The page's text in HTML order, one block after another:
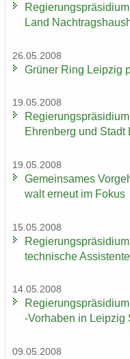
Land
26.05.2008
Grü­ner Ring Leip­zig
19.05.2008
Ehrenberg und
19.05.2008
Ge­mein­sa­mes
walt er­neut im Fokus
15.05.2008
technische
14.05.2008
-​Vorhaben in Leip­zig
09.05.2008